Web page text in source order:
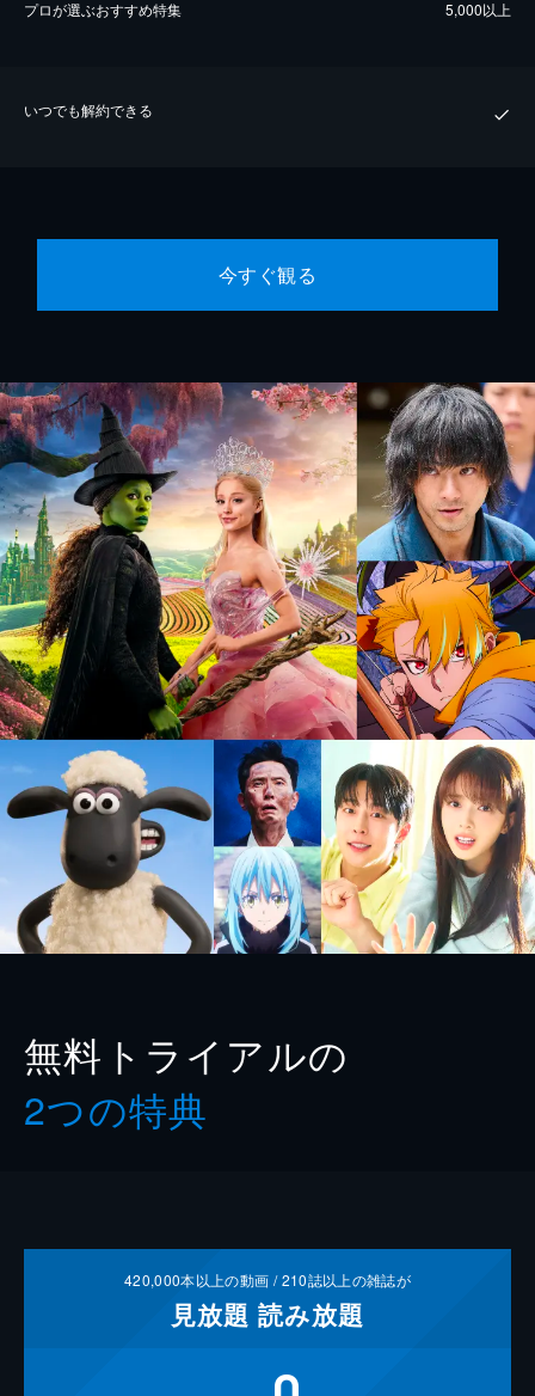
プロが選ぶおすすめ特集 5,000以上
いつでも解約できる
今すぐ観る
無料トライアルの
2つの特典
420,000本以上の動画 /210誌以上の雑誌が
見放題 読み放題